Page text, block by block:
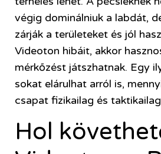
végig dominálniuk a labdát,
zárják a területeket és jól
Videoton hibáit, akkor
mérkőzést játszhatnak. Egy
sokat elárulhat arról is,
csapat fizikailag és
Hol